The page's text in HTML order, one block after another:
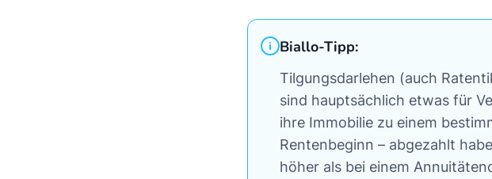
Biallo-Tipp:
Tilgungsdarlehen (auch
sind hauptsächlich etwas für
ihre Immobilie zu einem
Rentenbeginn – abgezahlt
höher als bei einem